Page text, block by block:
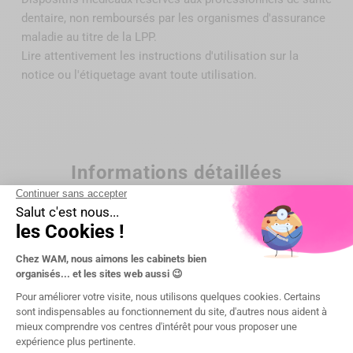
dentaire, non remboursés par les organismes d'assurance
maladie au titre de la LPP.
Lire attentivement les instructions d'utilisation sur la
notice ou l'étiquetage avant toute utilisation.
Informations détaillées
Référence MC.10.323.100
Entretien
Dispositif médical Classe I
Boîte de